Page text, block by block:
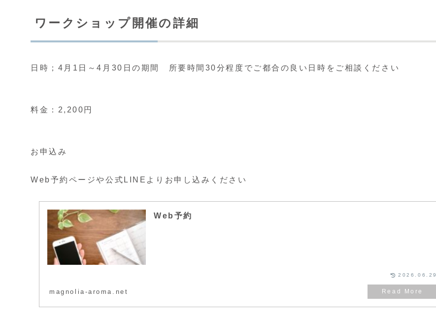
ワークショップ開催の詳細
日時；4月1日～4月30日の期間 所要時間30分程度でご都合の良い日時をご相談ください
料金：2,200円
お申込み
Web予約ページや公式LINEよりお申し込みください
Web予約
magnolia-aroma.net
2026.06.29